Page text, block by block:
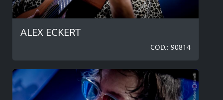
ALEX ECKERT
COD.: 90814